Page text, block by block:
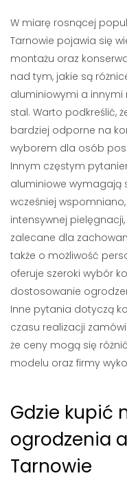
W miarę rosnącej
Tarnowie pojawia się
montażu oraz
nad tym, jakie są
aluminiowymi a innymi
stal. Warto podkreślić,
bardziej odporne na
wyborem dla osób
Innym częstym
aluminiowe wymagają
wcześniej
intensywnej
zalecane dla
także o możliwość
oferuje szeroki wybór
dostosowanie
Inne pytania dotyczą
czasu realizacji
że ceny mogą się
modelu oraz firmy
Gdzie kupić
ogrodzenia
Tarnowie